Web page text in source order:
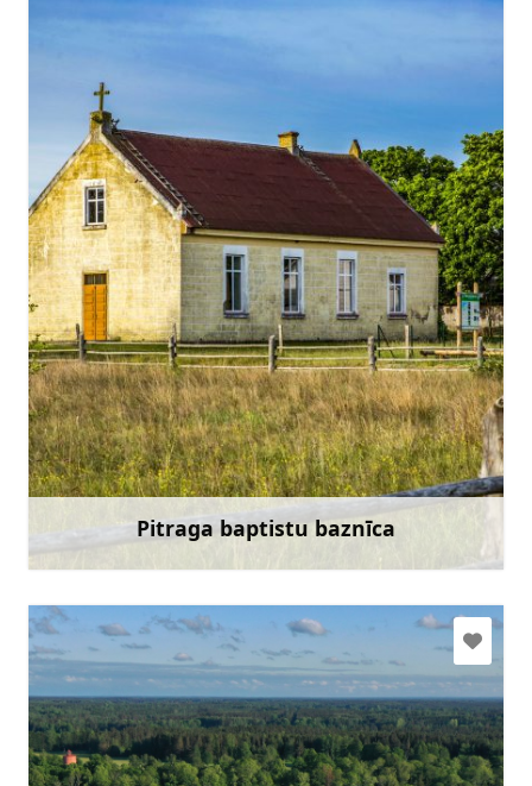
Pitraga baptistu baznīca
+371 22018468
Doties
Uzzināt vairāk